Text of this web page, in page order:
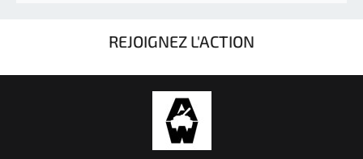
REJOIGNEZ L'ACTION